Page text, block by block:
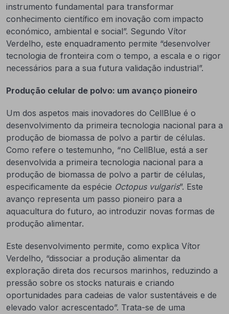
instrumento fundamental para transformar
conhecimento científico em inovação com impacto
económico, ambiental e social”. Segundo Vítor
Verdelho, este enquadramento permite “desenvolver
tecnologia de fronteira com o tempo, a escala e o rigor
necessários para a sua futura validação industrial”.
Produção celular de polvo: um avanço pioneiro
Um dos aspetos mais inovadores do CellBlue é o
desenvolvimento da primeira tecnologia nacional para a
produção de biomassa de polvo a partir de células.
Como refere o testemunho, “no CellBlue, está a ser
desenvolvida a primeira tecnologia nacional para a
produção de biomassa de polvo a partir de células,
especificamente da espécie Octopus vulgaris”. Este
avanço representa um passo pioneiro para a
aquacultura do futuro, ao introduzir novas formas de
produção alimentar.
Este desenvolvimento permite, como explica Vítor
Verdelho, “dissociar a produção alimentar da
exploração direta dos recursos marinhos, reduzindo a
pressão sobre os stocks naturais e criando
oportunidades para cadeias de valor sustentáveis e de
elevado valor acrescentado”. Trata-se de uma